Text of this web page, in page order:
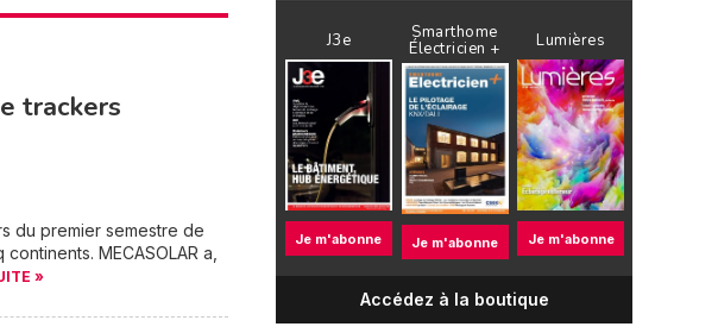
trackers
du premier semestre de
MECASOLAR a,
»
J3e
Je m'abonne
Smarthome
Électricien +
Je m'abonne
Lumières
Je m'abonne
Accédez à la boutique